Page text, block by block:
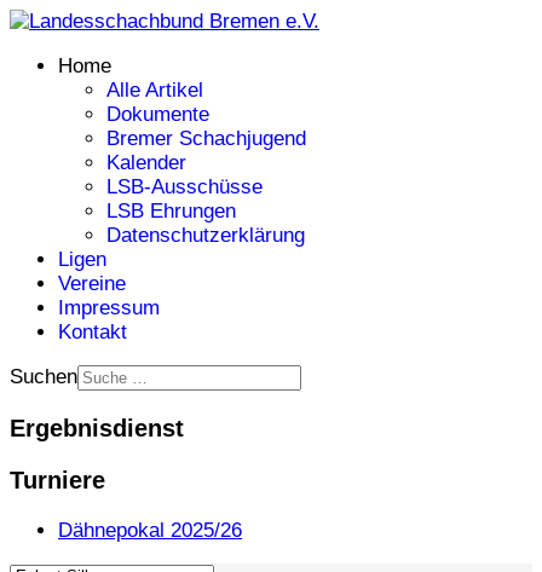
Home
Alle Artikel
Dokumente
Bremer Schachjugend
Kalender
LSB-Ausschüsse
LSB Ehrungen
Datenschutzerklärung
Ligen
Vereine
Impressum
Kontakt
Suchen
Ergebnisdienst
Turniere
Dähnepokal 2025/26